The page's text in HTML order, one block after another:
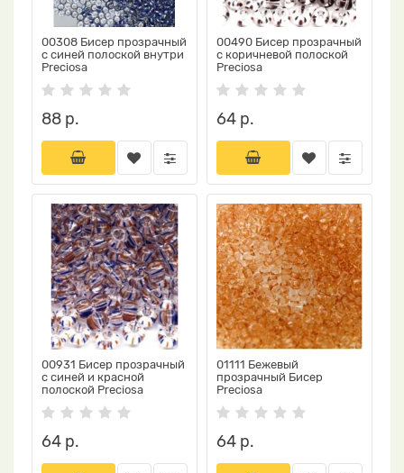
00308 Бисер прозрачный
с синей полоской внутри
Preciosa
88 р.
00490 Бисер прозрачный
с коричневой полоской
Preciosa
64 р.
00931 Бисер прозрачный
с синей и красной
полоской Preciosa
64 р.
01111 Бежевый
прозрачный Бисер
Preciosa
64 р.